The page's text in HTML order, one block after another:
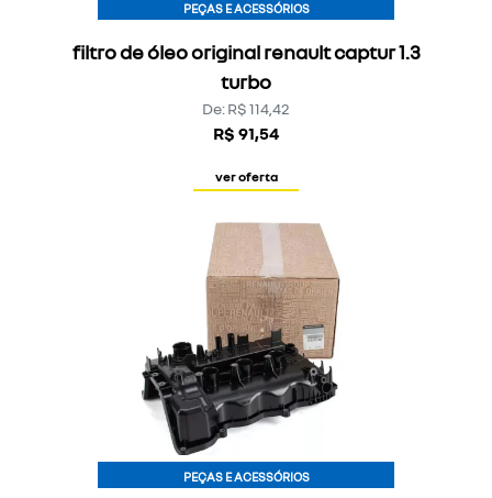
filtro de óleo original renault captur 1.3
turbo
PEÇAS E ACESSÓRIOS
De: R$ 114,42
R$ 91,54
ver oferta
PEÇAS E ACESSÓRIOS